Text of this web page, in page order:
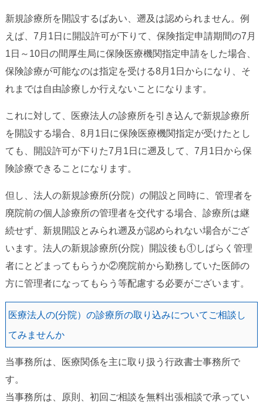
新規診療所を開設するばあい、遡及は認められません。例
えば、7月1日に開設許可が下りて、保険指定申請期間の7月
1日～10日の間厚生局に保険医療機関指定申請をした場合、
保険診療が可能なのは指定を受ける8月1日からになり、そ
れまでは自由診療しか行えないことになります。
これに対して、医療法人の診療所を引き込んで新規診療所
を開設する場合、8月1日に保険医療機関指定が受けたとし
ても、開設許可が下りた7月1日に遡及して、7月1日から保
険診療できることになります。
但し、法人の新規診療所(分院）の開設と同時に、管理者を
廃院前の個人診療所の管理者を交代する場合、診療所は継
続せず、新規開設とみられ遡及が認められない場合がござ
います。法人の新規診療所(分院）開設後も①しばらく管理
者にとどまってもらうか②廃院前から勤務していた医師の
方に管理者になってもらう等配慮する必要がございます。
医療法人の(分院）の診療所の取り込みについてご相談し
てみませんか
当事務所は、医療関係を主に取り扱う行政書士事務所で
す。
当事務所は、原則、初回ご相談を無料出張相談で承ってい